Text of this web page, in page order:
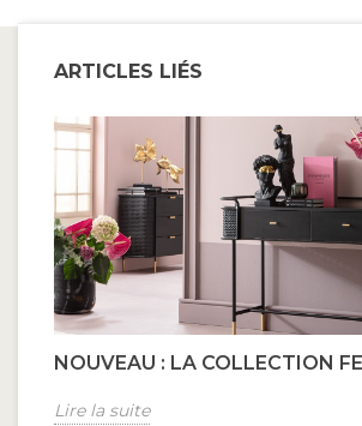
ARTICLES LIÉS
NOUVEAU : LA COLLECTION
Lire la suite